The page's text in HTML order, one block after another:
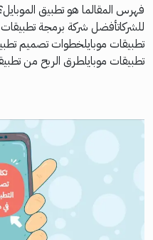
فهرس المقالما هو تطبيق
للشركاتأفضل شركة برمجة
تطبيقات موبايلخطوات تصميم
تطبيقات موبايلطرق الربح من